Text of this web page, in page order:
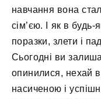
навчання вона
сім’єю. І як в будь-
поразки, злети і
Сьогодні ви
опинилися, нехай
насиченою і